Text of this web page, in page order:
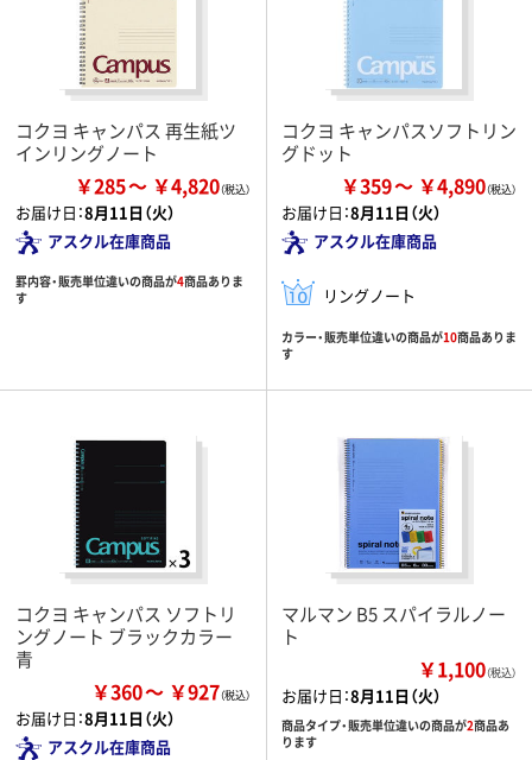
コクヨ キャンパス 再生紙ツ
インリングノート
￥285 ￥4,820
お届け日：8月11日（火）
アスクル在庫商品
罫内容・販売単位違いの商品が4商品ありま
す
コクヨ キャンパスソフトリン
グドット
￥359 ￥4,890
お届け日：8月11日（火）
アスクル在庫商品
リングノート
カラー・販売単位違いの商品が10商品ありま
す
コクヨ キャンパス ソフトリ
ングノート ブラックカラー
青
￥360 ￥927
お届け日：8月11日（火）
アスクル在庫商品
マルマン B5 スパイラルノー
ト
￥1,100（税込）
お届け日：8月11日（火）
商品タイプ・販売単位違いの商品が2商品あ
ります